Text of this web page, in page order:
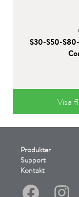
S30-S50-
Visa
Produkter
Support
Kontakt